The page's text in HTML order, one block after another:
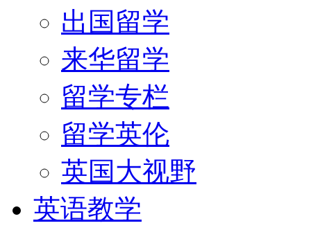
出国留学
来华留学
留学专栏
留学英伦
英国大视野
英语教学